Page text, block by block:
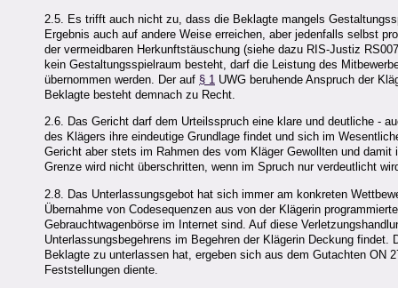
2.5. Es trifft auch nicht zu, dass die Beklagte mangels
Ergebnis auch auf andere Weise erreichen, aber jedenfalls selbst
der vermeidbaren Herkunftstäuschung (siehe dazu RIS-Justiz
kein Gestaltungsspielraum besteht, darf die Leistung des
übernommen werden. Der auf § 1 UWG beruhende Anspruch der
Beklagte besteht demnach zu Recht.
2.6. Das Gericht darf dem Urteilsspruch eine klare und deutliche -
des Klägers ihre eindeutige Grundlage findet und sich im
Gericht aber stets im Rahmen des vom Kläger Gewollten und
Grenze wird nicht überschritten, wenn im Spruch nur verdeutlicht
2.8. Das Unterlassungsgebot hat sich immer am konkreten
Übernahme von Codesequenzen aus von der Klägerin
Gebrauchtwagenbörse im Internet sind. Auf diese
Unterlassungsbegehrens im Begehren der Klägerin Deckung findet.
Beklagte zu unterlassen hat, ergeben sich aus dem Gutachten ON
Feststellungen diente.